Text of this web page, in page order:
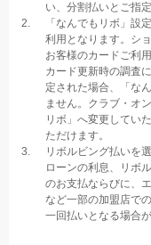
い、分割払いとご指
「なんでもリボ」設
利用となります。シ
お客様のカードご利
カード更新時の調査
定された場合、「な
ません。クラブ・オ
リボ」へ変更してい
ただけます。
リボルビング払いを
ローンの利息、リボ
のお支払ならびに、
など一部の加盟店で
一回払いとなる場合が